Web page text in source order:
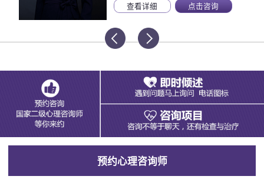
查看详细 点击咨询
预约心理咨询师